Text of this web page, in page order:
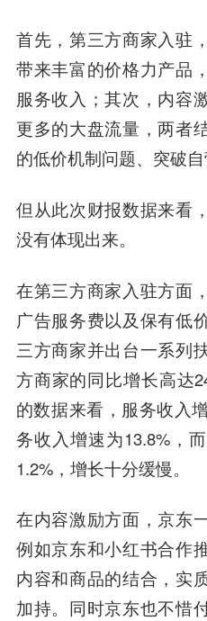
首先，第三方商家入驻
带来丰富的价格力产品
服务收入；其次，内容
更多的大盘流量，两者
的低价机制问题、突破自
但从此次财报数据来看
没有体现出来。
在第三方商家入驻方面
广告服务费以及保有低
三方商家并出台一系列
方商家的同比增长高达
的数据来看，服务收入
务收入增速为13.8%，
1.2%，增长十分缓慢。
在内容激励方面，京东
例如京东和小红书合作
内容和商品的结合，实
加持。同时京东也不惜